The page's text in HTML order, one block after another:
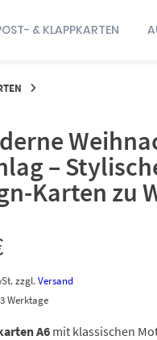
& KLAPPKARTEN
–
Karten zu
zzgl.Versand
Werktage
A6 mit klassischen